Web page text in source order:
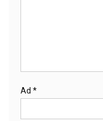
Ad *